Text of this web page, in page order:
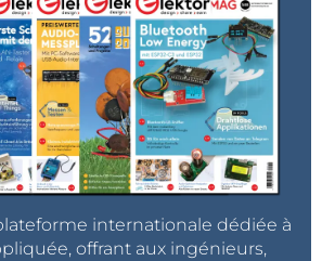
internationale dédiée à
offrant aux ingénieurs,